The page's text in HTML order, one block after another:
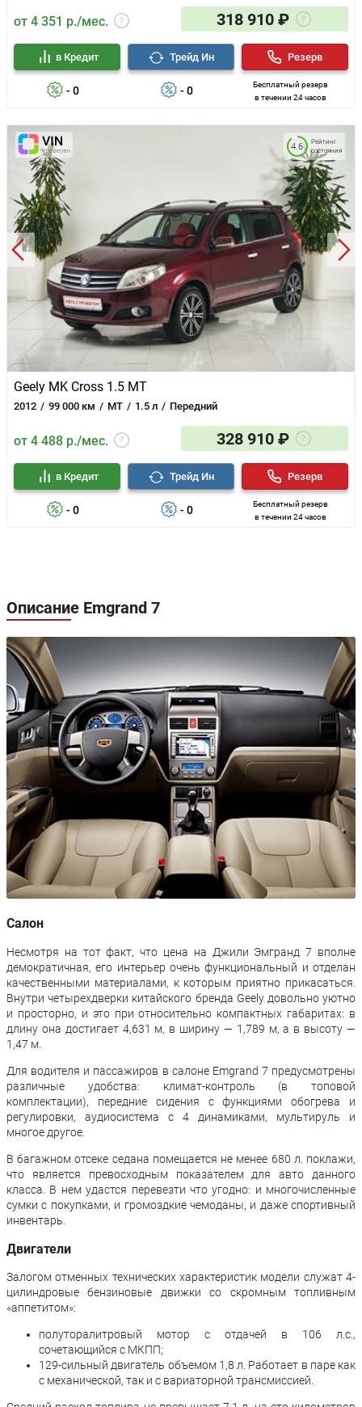
от 4 351 р./мес. 318 910 ₽
- 0
в Кредит
- 0
Трейд Ин
Бесплатный резерв
в течении 24 часов
Резерв
Geely MK Cross 1.5 MT
2012 99 000 км MT 1.5 л Передний
Рейтинг
состояния
4.6
от 4 488 р./мес. 328 910 ₽
- 0
в Кредит
- 0
Трейд Ин
Бесплатный резерв
в течении 24 часов
Резерв
Описание Emgrand 7
Салон
Несмотря на тот факт, что цена на Джили Эмгранд 7 вполне
демократичная, его интерьер очень функциональный и отделан
качественными материалами, к которым приятно прикасаться.
Внутри четырехдверки китайского бренда Geely довольно уютно
и просторно, и это при относительно компактных габаритах: в
длину она достигает 4,631 м, в ширину — 1,789 м, а в высоту —
1,47 м.
Для водителя и пассажиров в салоне Emgrand 7 предусмотрены
различные удобства: климат-контроль (в топовой
комплектации), передние сидения с функциями обогрева и
регулировки, аудиосистема с 4 динамиками, мультируль и
многое другое.
В багажном отсеке седана помещается не менее 680 л. поклажи,
что является превосходным показателем для авто данного
класса. В нем удастся перевезти что угодно: и многочисленные
сумки с покупками, и громоздкие чемоданы, и даже спортивный
инвентарь.
Двигатели
Залогом отменных технических характеристик модели служат 4-
цилиндровые бензиновые движки со скромным топливным
«аппетитом»:
полуторалитровый мотор с отдачей в 106 л.с.,
сочетающийся с МКПП;
129-сильный двигатель объемом 1,8 л. Работает в паре как
с механической, так и с вариаторной трансмиссией.